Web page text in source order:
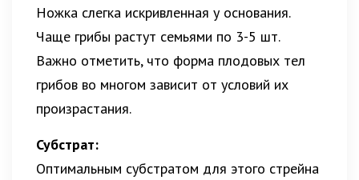
Ножка слегка искривленная у основания.
Чаще грибы растут семьями по 3-5 шт.
Важно отметить, что форма плодовых тел
грибов во многом зависит от условий их
произрастания.
Субстрат:
Оптимальным субстратом для этого стрейна